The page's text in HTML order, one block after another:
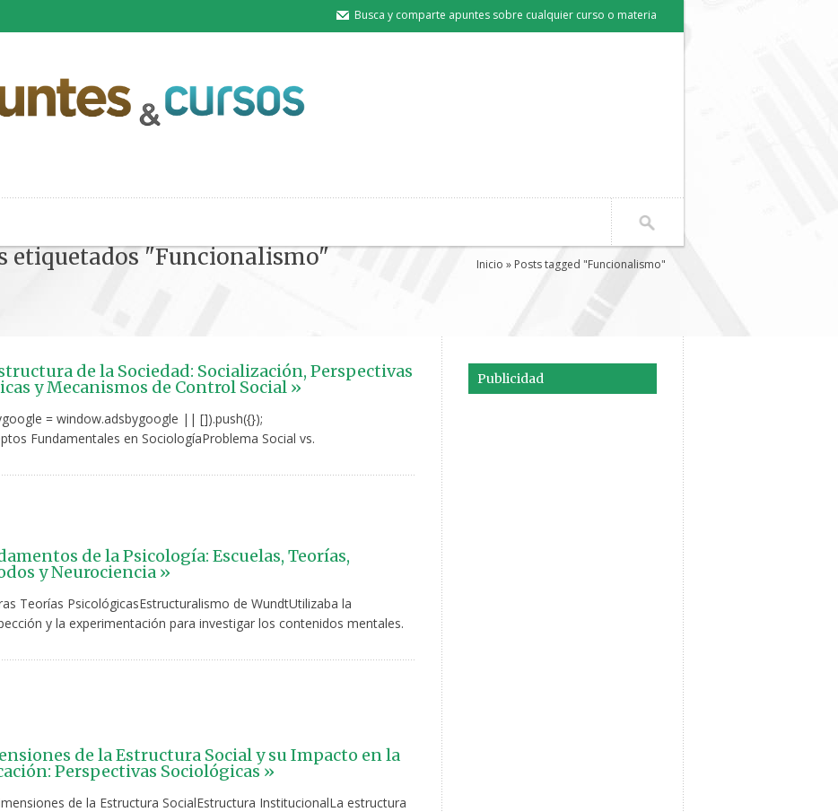
Busca y comparte apuntes sobre cualquier curso o materia
etiquetados "Funcionalismo" Inicio » Posts tagged "Funcionalismo"
de la Sociedad: Socialización, Perspectivas
y Mecanismos de Control Social »
= window.adsbygoogle || []).push({});
Fundamentales en SociologíaProblema Social vs.
de la Psicología: Escuelas, Teorías,
y Neurociencia »
Teorías PsicológicasEstructuralismo de WundtUtilizaba la
y la experimentación para investigar los contenidos mentales.
de la Estructura Social y su Impacto en la
Perspectivas Sociológicas »
de la Estructura SocialEstructura InstitucionalLa estructura
Publicidad